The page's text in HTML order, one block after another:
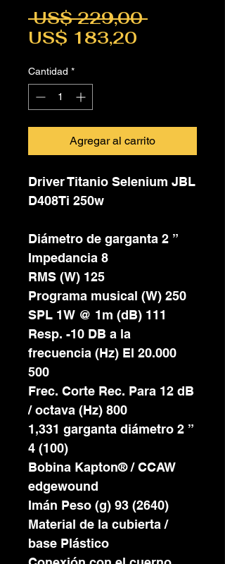
US$ 229,00 Precio
US$ 183,20
Cantidad *
Agregar al carrito
Driver Titanio Selenium JBL
D408Ti 250w
Diámetro de garganta 2 ”
Impedancia 8
RMS (W) 125
Programa musical (W) 250
SPL 1W @ 1m (dB) 111
Resp. -10 DB a la
frecuencia (Hz) El 20.000
500
Frec. Corte Rec. Para 12 dB
/ octava (Hz) 800
1,331 garganta diámetro 2 ”
4 (100)
Bobina Kapton® / CCAW
edgewound
Imán Peso (g) 93 (2640)
Material de la cubierta /
base Plástico